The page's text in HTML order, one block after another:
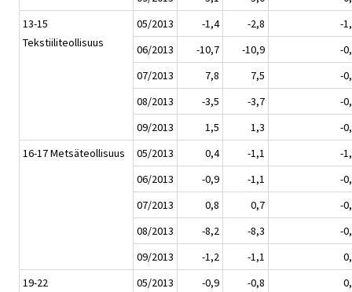
13-15
Tekstiiliteollisuus
05/2013 -1,4 -2,8
-
06/2013
-10,7 -10,9
-
07/2013
7,8 7,5
-
08/2013
-3,5 -3,7
-
09/2013
1,5 1,3
-
16-17 Metsäteollisuus
05/2013 0,4 -1,1
-
06/2013
-0,9 -1,1
-
07/2013
0,8 0,7
-
08/2013
-8,2 -8,3
-
09/2013
-1,2 -1,1
19-22
05/2013 -0,9 -0,8